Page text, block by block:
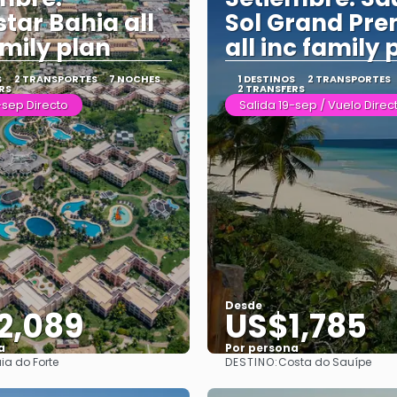
Bahia all
plan
2 TRANSPORTES 7 NOCHES
Directo
Ver
do Forte
Sol Grand
all inc family
1 DESTINOS 2 TRANSPORTES
2 TRANSFERS
Salida 19-sep / Vuelo
Desde
US$1,785
Por persona
Ver
DESTINO:Costa do Sauípe